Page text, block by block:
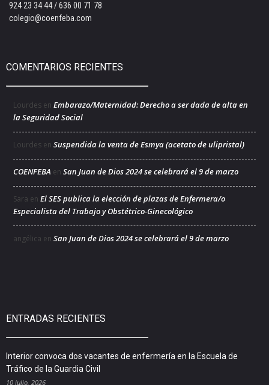
924 23 34 44 / 636 00 71 78
colegio@coenfeba.com
COMENTARIOS RECIENTES
Lourdes en Embarazo/Maternidad: Derecho a ser dada de alta en
la Seguridad Social
Lourdes en Suspendida la venta de Esmya (acetato de ulipristal)
COENFEBA en San Juan de Dios 2024 se celebrará el 9 de marzo
Sara en El SES publica la elección de plazas de Enfermera/o
Especialista del Trabajo y Obstétrico-Ginecológico
angélica en San Juan de Dios 2024 se celebrará el 9 de marzo
ENTRADAS RECIENTES
Interior convoca dos vacantes de enfermería en la Escuela de
Tráfico de la Guardia Civil
10 julio, 2026